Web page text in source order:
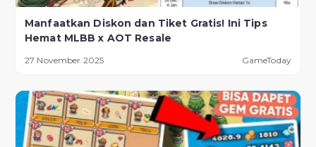
Manfaatkan Diskon dan Tiket Gratis! Ini Tips
Hemat MLBB x AOT Resale
27 November 2025 GameToday